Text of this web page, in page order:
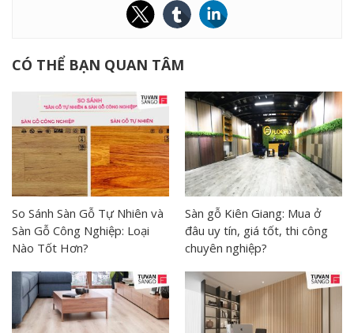
CÓ THỂ BẠN QUAN TÂM
So Sánh Sàn Gỗ Tự Nhiên và
Sàn Gỗ Công Nghiệp: Loại
Nào Tốt Hơn?
Sàn gỗ Kiên Giang: Mua ở
đâu uy tín, giá tốt, thi công
chuyên nghiệp?